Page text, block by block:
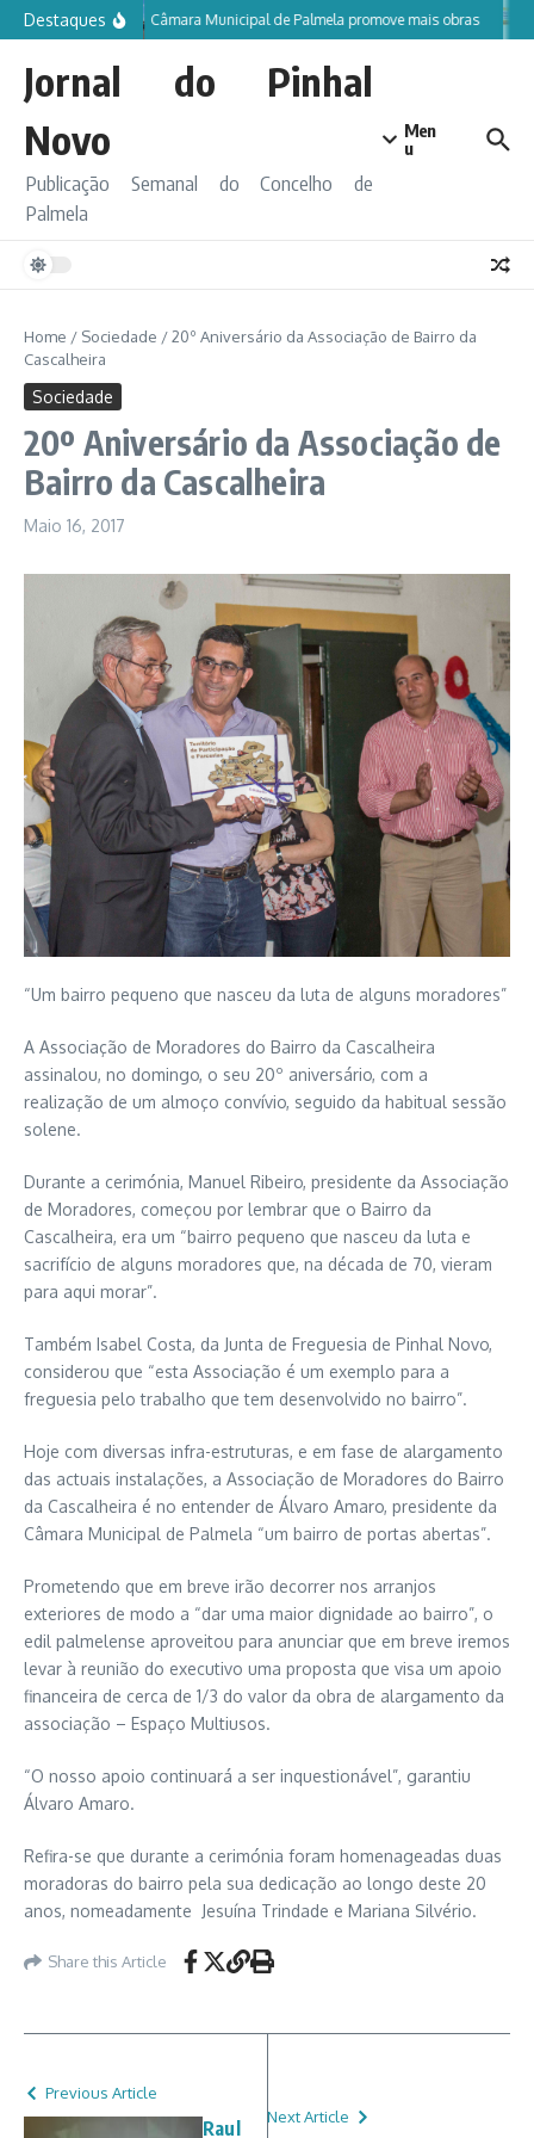
Ir para o conteúdo
Destaques Câmara Municipal de Palmela promove mais obras
Jornal do Pinhal
Novo
Publicação Semanal do Concelho de
Palmela
Men
u
Home / Sociedade /20º Aniversário da Associação de Bairro da
Cascalheira
Sociedade
20º Aniversário da Associação de
Bairro da Cascalheira
Maio 16, 2017
“Um bairro pequeno que nasceu da luta de alguns moradores”
A Associação de Moradores do Bairro da Cascalheira
assinalou, no domingo, o seu 20º aniversário, com a
realização de um almoço convívio, seguido da habitual sessão
solene.
Durante a cerimónia, Manuel Ribeiro, presidente da Associação
de Moradores, começou por lembrar que o Bairro da
Cascalheira, era um “bairro pequeno que nasceu da luta e
sacrifício de alguns moradores que, na década de 70, vieram
para aqui morar”.
Também Isabel Costa, da Junta de Freguesia de Pinhal Novo,
considerou que “esta Associação é um exemplo para a
freguesia pelo trabalho que tem desenvolvido no bairro”.
Hoje com diversas infra-estruturas, e em fase de alargamento
das actuais instalações, a Associação de Moradores do Bairro
da Cascalheira é no entender de Álvaro Amaro, presidente da
Câmara Municipal de Palmela “um bairro de portas abertas”.
Prometendo que em breve irão decorrer nos arranjos
exteriores de modo a “dar uma maior dignidade ao bairro”, o
edil palmelense aproveitou para anunciar que em breve iremos
levar à reunião do executivo uma proposta que visa um apoio
financeira de cerca de 1/3 do valor da obra de alargamento da
associação – Espaço Multiusos.
“O nosso apoio continuará a ser inquestionável”, garantiu
Álvaro Amaro.
Refira-se que durante a cerimónia foram homenageadas duas
moradoras do bairro pela sua dedicação ao longo deste 20
anos, nomeadamente Jesuína Trindade e Mariana Silvério.
Share this Article
Previous Article
Raul
Next Article